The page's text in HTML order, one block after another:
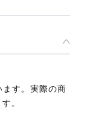
す。実際の商
。